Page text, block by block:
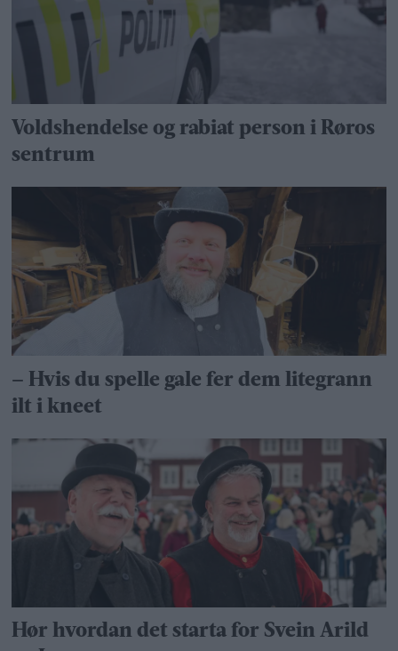
Voldshendelse og rabiat person i Røros
sentrum
– Hvis du spelle gale fer dem litegrann
ilt i kneet
Hør hvordan det starta for Svein Arild